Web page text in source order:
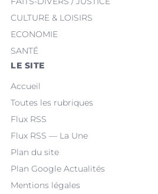
CULTURE & LOISIRS
ECONOMIE
SANTÉ
LE SITE
Accueil
Toutes les rubriques
Flux RSS
Flux RSS — La Une
Plan du site
Plan Google Actualités
Mentions légales